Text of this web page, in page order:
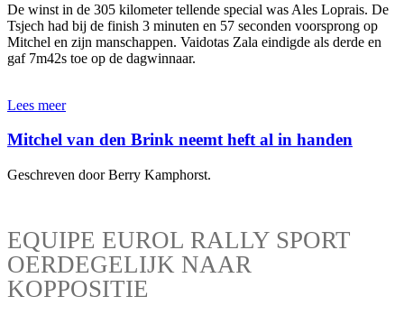
De winst in de 305 kilometer tellende special was Ales Loprais. De
Tsjech had bij de finish 3 minuten en 57 seconden voorsprong op
Mitchel en zijn manschappen. Vaidotas Zala eindigde als derde en
gaf 7m42s toe op de dagwinnaar.
Lees meer
Mitchel van den Brink neemt heft al in handen
Geschreven door Berry Kamphorst.
EQUIPE EUROL RALLY SPORT
OERDEGELIJK NAAR
KOPPOSITIE